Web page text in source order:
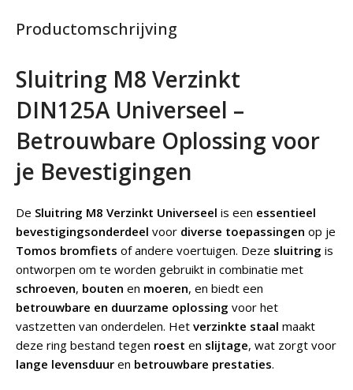
Productomschrijving
Sluitring M8 Verzinkt
DIN125A Universeel –
Betrouwbare Oplossing voor
je Bevestigingen
De Sluitring M8 Verzinkt Universeel is een essentieel
bevestigingsonderdeel voor diverse toepassingen op je
Tomos bromfiets of andere voertuigen. Deze sluitring is
ontworpen om te worden gebruikt in combinatie met
schroeven, bouten en moeren, en biedt een
betrouwbare en duurzame oplossing voor het
vastzetten van onderdelen. Het verzinkte staal maakt
deze ring bestand tegen roest en slijtage, wat zorgt voor
lange levensduur en betrouwbare prestaties.